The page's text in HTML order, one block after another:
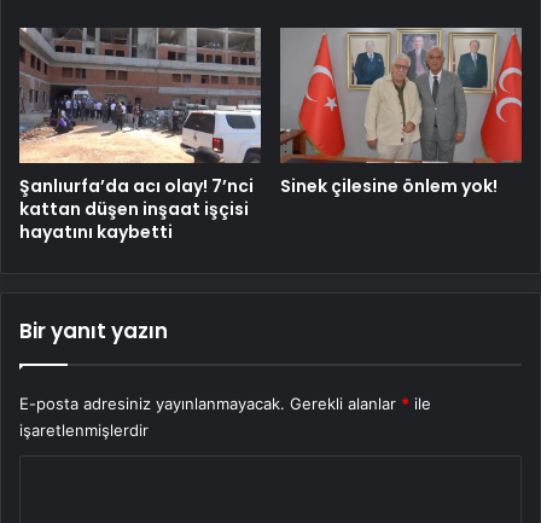
Şanlıurfa’da acı olay! 7’nci
kattan düşen inşaat işçisi
hayatını kaybetti
Sinek çilesine önlem yok!
Bir yanıt yazın
E-posta adresiniz yayınlanmayacak. Gerekli alanlar * ile
işaretlenmişlerdir